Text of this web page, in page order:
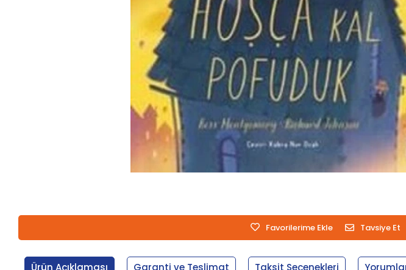
Favorilerime Ekle Tavsiye Et
Ürün Açıklaması Garanti ve Teslimat Taksit Seçenekleri